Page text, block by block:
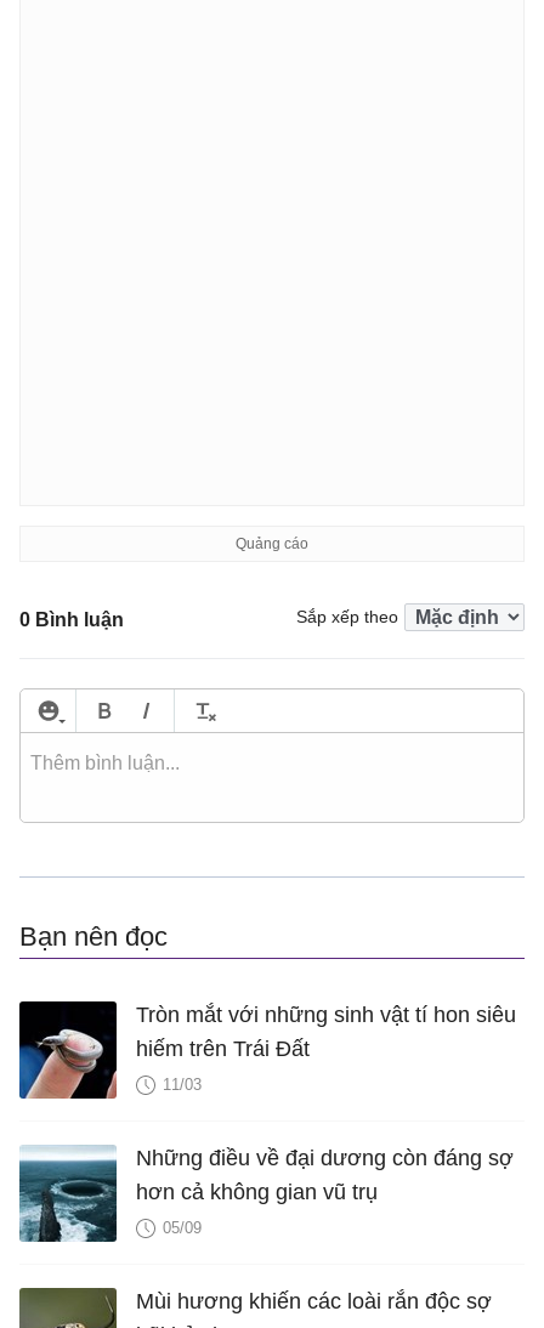
0 Bình luận Sắp xếp theo
Bạn nên đọc
Tròn mắt với những sinh vật tí hon siêu
hiếm trên Trái Đất
11/03
Những điều về đại dương còn đáng sợ
hơn cả không gian vũ trụ
05/09
Mùi hương khiến các loài rắn độc sợ